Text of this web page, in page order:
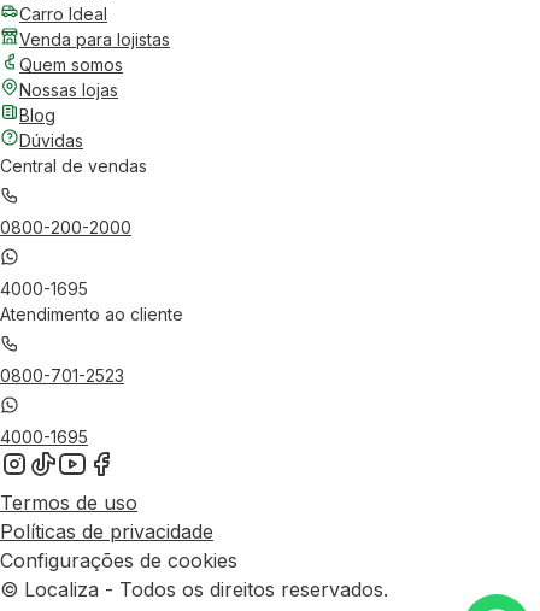
Carro Ideal
Venda para lojistas
Quem somos
Nossas lojas
Blog
Dúvidas
Central de vendas
0800-200-2000
4000-1695
Atendimento ao cliente
0800-701-2523
4000-1695
Termos de uso
Políticas de privacidade
Configurações de cookies
© Localiza - Todos os direitos reservados.